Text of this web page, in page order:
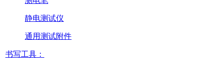
静电测试仪
通用测试附件
书写工具：